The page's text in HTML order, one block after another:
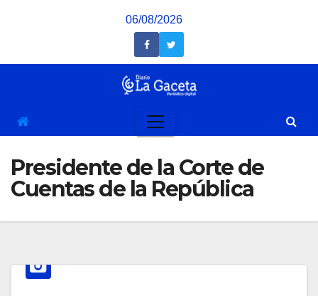
06/08/2026
Presidente de la Corte de
Cuentas de la República